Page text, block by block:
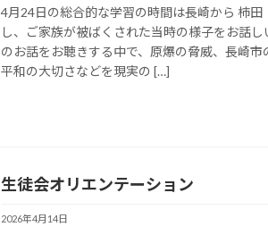
4月24日の総合的な学習の時間は長崎から 柿
し、ご家族が被ばくされた当時の様子をお話
のお話をお聴きする中で、原爆の脅威、長崎市
平和の大切さなどを現実の […]
生徒会オリエンテーション
2026年4月14日